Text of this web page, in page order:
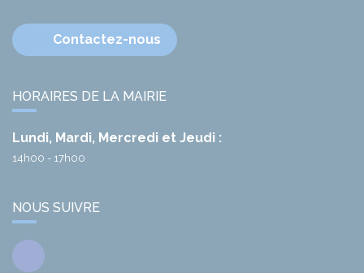
Contactez-nous
HORAIRES DE LA MAIRIE
Lundi, Mardi, Mercredi et Jeudi :
14h00 - 17h00
NOUS SUIVRE
Facebook